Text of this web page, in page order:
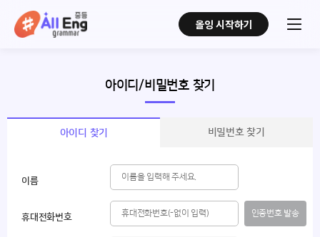
올잉 시작하기
아이디/비밀번호 찾기
아이디 찾기 비밀번호 찾기
이름
휴대전화번호 인증번호 발송